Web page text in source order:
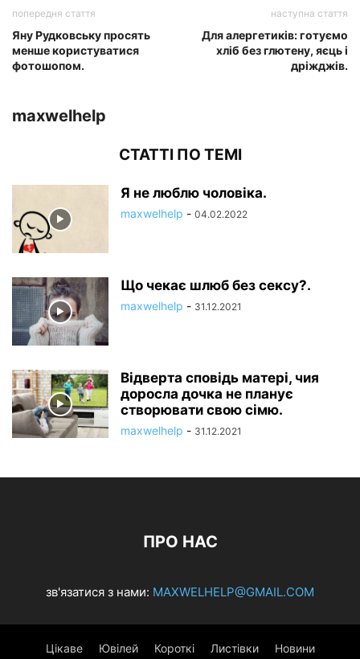
попередня стаття
Яну Рудковську просять
менше користуватися
фотошопом.
наступна стаття
Для алергетиків: готуємо
хліб без глютену, яєць і
дріжджів.
maxwelhelp
СТАТТІ ПО ТЕМІ
Я не люблю чоловіка.
maxwelhelp - 04.02.2022
Що чекає шлюб без сексу?.
maxwelhelp - 31.12.2021
Відверта сповідь матері, чия
доросла дочка не планує
створювати свою сімю.
maxwelhelp - 31.12.2021
ПРО НАС
зв'язатися з нами: MAXWELHELP@GMAIL.COM
Цікаве Ювілей Короткі Листівки Новини